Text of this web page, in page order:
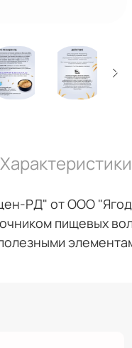
Характеристики
РД" от ООО
пищевых